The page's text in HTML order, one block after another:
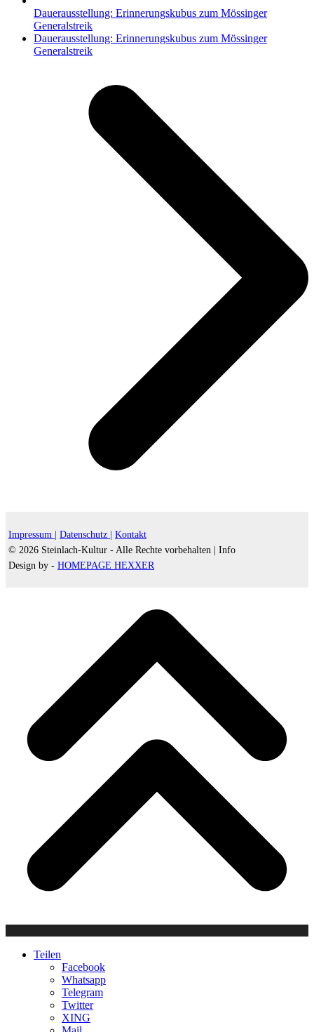
Dauerausstellung: Erinnerungskubus zum Mössinger
Generalstreik
Nächster
Beitrag:
Dauerausstellung: Erinnerungskubus zum Mössinger
Generalstreik
Impressum | Datenschutz |
Kontakt
© 2026 Steinlach-Kultur - Alle Rechte vorbehalten |
Info
Design by - HOMEPAGE HEXXER
Teilen
Facebook
Whatsapp
Telegram
Twitter
XING